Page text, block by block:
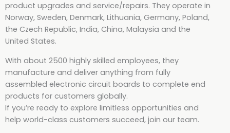
product upgrades and service/repairs. They operate in
Norway, Sweden, Denmark, Lithuania, Germany, Poland,
the Czech Republic, India, China, Malaysia and the
United States.
With about 2500 highly skilled employees, they
manufacture and deliver anything from fully
assembled electronic circuit boards to complete end
products for customers globally.
If you’re ready to explore limitless opportunities and
help world-class customers succeed, join our team.